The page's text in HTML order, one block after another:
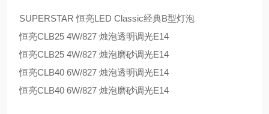
SUPERSTAR 恒亮LED Classic经典B型灯泡
恒亮CLB25 4W/827 烛泡透明调光E14
恒亮CLB25 4W/827 烛泡磨砂调光E14
恒亮CLB40 6W/827 烛泡透明调光E14
恒亮CLB40 6W/827 烛泡磨砂调光E14